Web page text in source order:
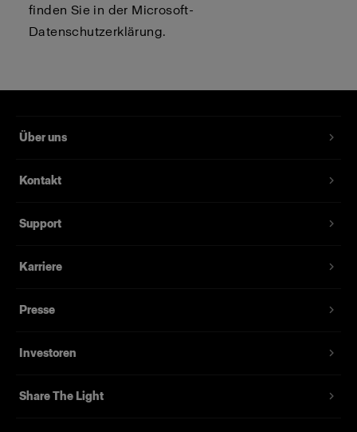
finden Sie in der Microsoft-
Datenschutzerklärung.
Über uns
Kontakt
Support
Karriere
Presse
Investoren
Share The Light